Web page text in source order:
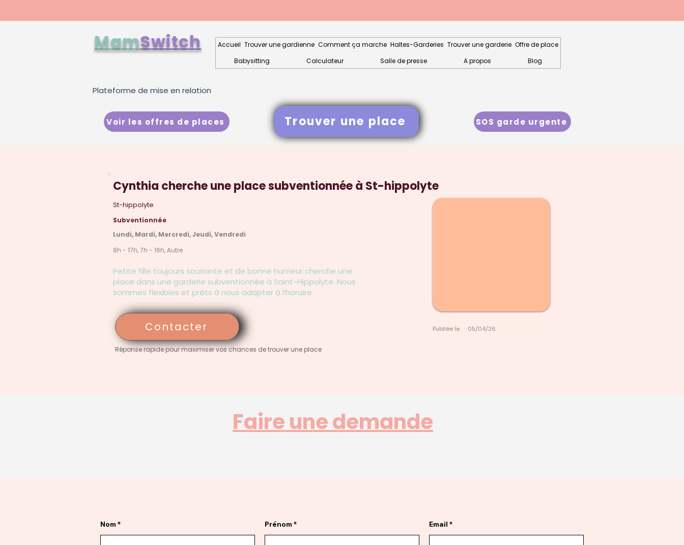
MamSwitch Accueil Trouver une gardienne Comment ça marche Haltes-Garderies Trouver une garderie Offre de place
Babysitting
Calculateur Salle de presse A propos Blog
Plateforme de mise en relation
Voir les offres de places Trouver une place SOS garde urgente
Cynthia cherche une place subventionnée à St-hippolyte
St-hippolyte
Subventionnée
Lundi, Mardi, Mercredi, Jeudi, Vendredi
8h - 17h, 7h - 16h, Autre
Petite fille toujours souriante et de bonne humeur cherche une
place dans une garderie subventionnée à Saint-Hippolyte. Nous
sommes flexibles et prêts à nous adapter à l’horaire.
Contacter
Réponse rapide pour maximiser vos chances de trouver une place
Publiée le 05/04/26
Faire une demande
Nom Prénom Email